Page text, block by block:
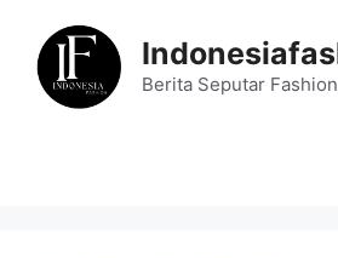
content
Berita Seputar